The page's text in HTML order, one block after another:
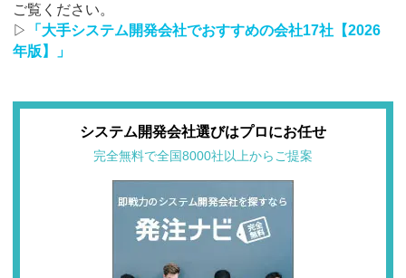
ご覧ください。
▷
「大手システム開発会社でおすすめの会社17社【2026
年版】」
システム開発会社選びはプロにお任せ
完全無料で全国8000社以上からご提案